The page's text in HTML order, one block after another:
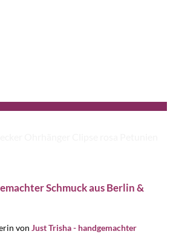
Schmuck aus Berlin &
von Just Trisha - handgemachter